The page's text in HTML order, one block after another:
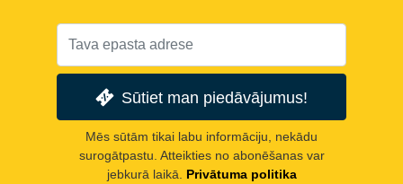
Sūtiet man piedāvājumus!
Mēs sūtām tikai labu informāciju, nekādu
surogātpastu. Atteikties no abonēšanas var
jebkurā laikā.
Privātuma politika